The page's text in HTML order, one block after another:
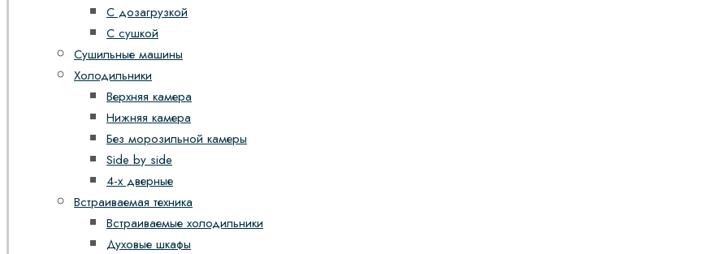
С дозагрузкой
С сушкой
Сушильные машины
Холодильники
Верхняя камера
Нижняя камера
Без морозильной камеры
Side by side
4-х дверные
Встраиваемая техника
Встраиваемые холодильники
Духовые шкафы